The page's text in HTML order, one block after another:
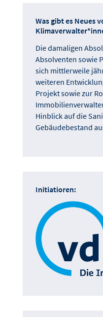
Was gibt es Neues
Die damaligen
Absolventen sowie
sich mittlerweile
weiteren
Projekt sowie zur
Hinblick auf die
Gebäudebestand
Initiatioren: